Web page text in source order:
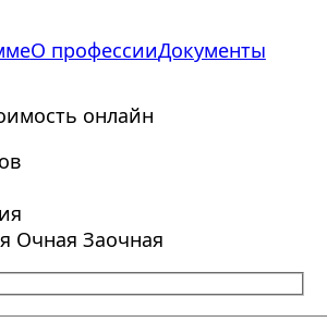
О профессииДокументы
онлайн
Очная Заочная